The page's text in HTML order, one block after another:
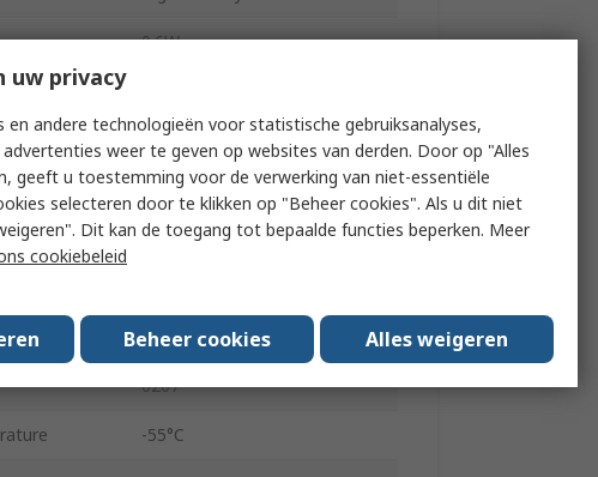
0.6W
Axial
350V
Metal Film
AEC-Q200
0207
-55°C
uw privacy
en andere technologieën voor statistische gebruiksanalyses,
weer te geven op websites van derden. Door op "Alles
geeft u toestemming voor de verwerking van niet-essentiële
selecteren door te klikken op "Beheer cookies". Als u dit niet
Dit kan de toegang tot bepaalde functies beperken. Meer
cookiebeleid
Beheer cookies Alles weigeren